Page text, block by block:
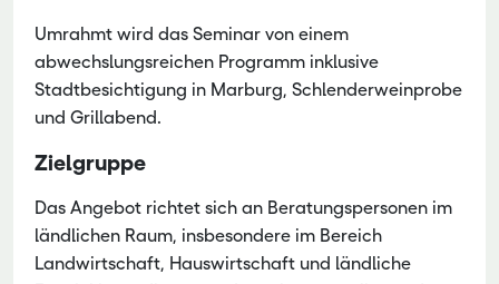
Umrahmt wird das Seminar von einem
abwechslungsreichen Programm inklusive
Stadtbesichtigung in Marburg, Schlenderweinprobe
und Grillabend.
Zielgruppe
Das Angebot richtet sich an Beratungspersonen im
ländlichen Raum, insbesondere im Bereich
Landwirtschaft, Hauswirtschaft und ländliche